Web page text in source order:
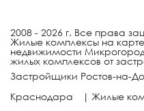
2008 - 2026 г. Все права
Жилые комплексы на
недвижимости
жилых комплексов от
Застройщики Ростов-на-
Краснодара
| Жилые